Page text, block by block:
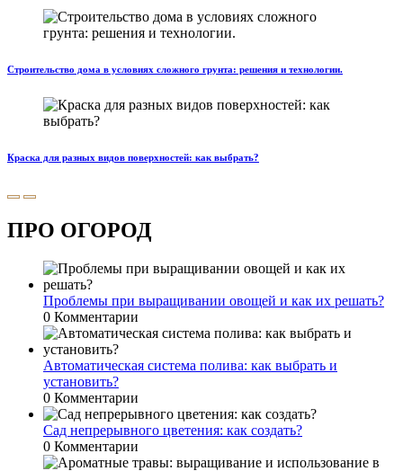
Строительство дома в условиях сложного грунта: решения и технологии.
Краска для разных видов поверхностей: как выбрать?
ПРО ОГОРОД
Проблемы при выращивании овощей и как их решать?
0 Комментарии
Автоматическая система полива: как выбрать и
установить?
0 Комментарии
Сад непрерывного цветения: как создать?
0 Комментарии